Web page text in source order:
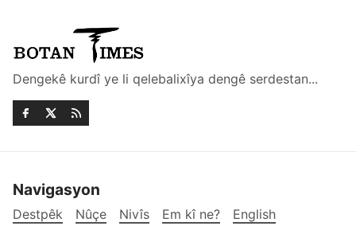
Dengekê kurdî ye li qelebalixîya dengê serdestan...
Navigasyon
Destpêk Nûçe Nivîs Em kî ne?
English